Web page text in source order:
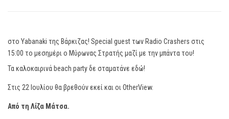
στο Yabanaki της Βάρκιζας! Special guest των Radio Crashers στις
15:00 το μεσημέρι ο Μύρωνας Στρατής μαζί με την μπάντα του!
Τα καλοκαιρινά beach party δε σταματάνε εδώ!
Στις 22 Ιουλίου θα βρεθούν εκεί και οι OtherView.
Από τη Λίζα Μάτσα.